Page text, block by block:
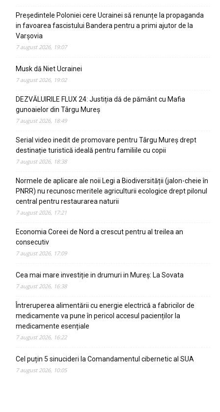
Președintele Poloniei cere Ucrainei să renunțe la propaganda
in favoarea fascistului Bandera pentru a primi ajutor de la
Varșovia
7 august 2026, 19:07
Musk dă Niet Ucrainei
7 august 2026, 19:02
DEZVĂLUIRILE FLUX 24: Justiția dă de pământ cu Mafia
gunoaielor din Târgu Mureș
7 august 2026, 18:49
Serial video inedit de promovare pentru Târgu Mureș drept
destinație turistică ideală pentru familiile cu copii
7 august 2026, 18:38
Normele de aplicare ale noii Legi a Biodiversității (jalon-cheie în
PNRR) nu recunosc meritele agriculturii ecologice drept pilonul
central pentru restaurarea naturii
7 august 2026, 17:21
Economia Coreei de Nord a crescut pentru al treilea an
consecutiv
7 august 2026, 17:09
Cea mai mare investiție in drumuri in Mureș: La Sovata
7 august 2026, 16:38
Întreruperea alimentării cu energie electrică a fabricilor de
medicamente va pune în pericol accesul pacienților la
medicamente esențiale
7 august 2026, 16:22
Cel puțin 5 sinucideri la Comandamentul cibernetic al SUA
7 august 2026, 10:05